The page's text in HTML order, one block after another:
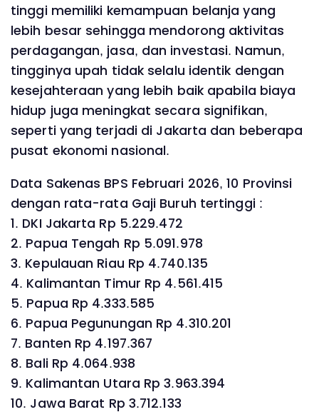
tinggi memiliki kemampuan belanja yang
lebih besar sehingga mendorong aktivitas
perdagangan, jasa, dan investasi. Namun,
tingginya upah tidak selalu identik dengan
kesejahteraan yang lebih baik apabila biaya
hidup juga meningkat secara signifikan,
seperti yang terjadi di Jakarta dan beberapa
pusat ekonomi nasional.
Data Sakenas BPS Februari 2026, 10 Provinsi
dengan rata-rata Gaji Buruh tertinggi :
1. DKI Jakarta Rp 5.229.472
2. Papua Tengah Rp 5.091.978
3. Kepulauan Riau Rp 4.740.135
4. Kalimantan Timur Rp 4.561.415
5. Papua Rp 4.333.585
6. Papua Pegunungan Rp 4.310.201
7. Banten Rp 4.197.367
8. Bali Rp 4.064.938
9. Kalimantan Utara Rp 3.963.394
10. Jawa Barat Rp 3.712.133